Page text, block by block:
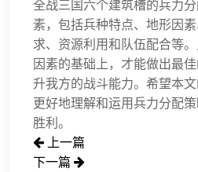
全战三国六个建筑槽的兵力
素，包括兵种特点、地形因
求、资源利用和队伍配合等
因素的基础上，才能做出最
升我方的战斗能力。希望本
更好地理解和运用兵力分配
胜利。
上一篇
下一篇